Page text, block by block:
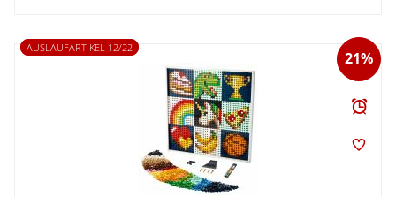
21%
AUSLAUFARTIKEL 12/22